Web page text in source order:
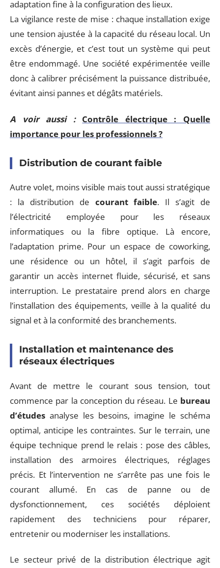
adaptation fine à la configuration des lieux.
La vigilance reste de mise : chaque installation exige
une tension ajustée à la capacité du réseau local. Un
excès d’énergie, et c’est tout un système qui peut
être endommagé. Une société expérimentée veille
donc à calibrer précisément la puissance distribuée,
évitant ainsi pannes et dégâts matériels.
A voir aussi :
Contrôle électrique : Quelle
importance pour les professionnels ?
Distribution de courant faible
Autre volet, moins visible mais tout aussi stratégique
: la distribution de courant faible. Il s’agit de
l’électricité employée pour les réseaux
informatiques ou la fibre optique. Là encore,
l’adaptation prime. Pour un espace de coworking,
une résidence ou un hôtel, il s’agit parfois de
garantir un accès internet fluide, sécurisé, et sans
interruption. Le prestataire prend alors en charge
l’installation des équipements, veille à la qualité du
signal et à la conformité des branchements.
Installation et maintenance des
réseaux électriques
Avant de mettre le courant sous tension, tout
commence par la conception du réseau. Le bureau
d’études analyse les besoins, imagine le schéma
optimal, anticipe les contraintes. Sur le terrain, une
équipe technique prend le relais : pose des câbles,
installation des armoires électriques, réglages
précis. Et l’intervention ne s’arrête pas une fois le
courant allumé. En cas de panne ou de
dysfonctionnement, ces sociétés déploient
rapidement des techniciens pour réparer,
entretenir ou moderniser les installations.
Le secteur privé de la distribution électrique agit